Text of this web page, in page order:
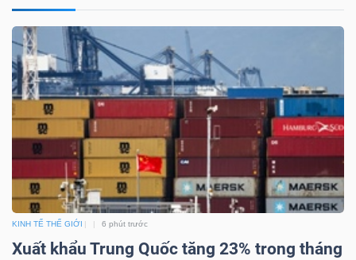
KINH TẾ THẾ GIỚI 6 phút trước
Xuất khẩu Trung Quốc tăng 23% trong tháng
CHĂM
SÓC
SỨC
KHỎE
TÀI